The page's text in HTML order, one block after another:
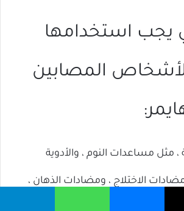
يجب استخدامها
المصابين
مثل مساعدات النوم ، والأدوية
الاختلاج ، ومضادات الذهان ،